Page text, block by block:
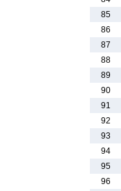
85
86
87
88
89
90
91
92
93
94
95
96